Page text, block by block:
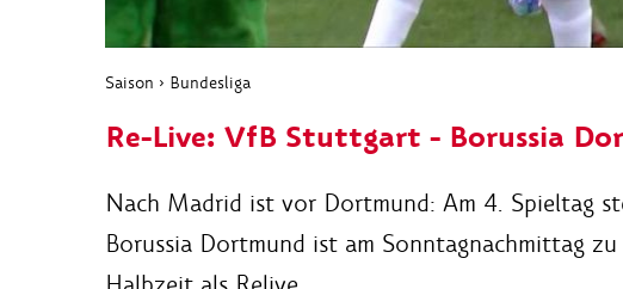
Saison › Bundesliga
Re-Live: VfB Stuttgart - Borussia
Nach Madrid ist vor Dortmund: Am 4. Spieltag
Borussia Dortmund ist am Sonntagnachmittag